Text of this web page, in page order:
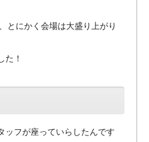
とにかく会場は大盛り上がり
た！
ッフが座っていらしたんです